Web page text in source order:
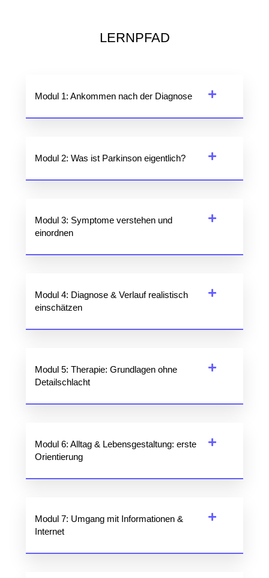
LERNPFAD
Modul 1: Ankommen nach der Diagnose
Modul 2: Was ist Parkinson eigentlich?
Modul 3: Symptome verstehen und
einordnen
Modul 4: Diagnose & Verlauf realistisch
einschätzen
Modul 5: Therapie: Grundlagen ohne
Detailschlacht
Modul 6: Alltag & Lebensgestaltung: erste
Orientierung
Modul 7: Umgang mit Informationen &
Internet